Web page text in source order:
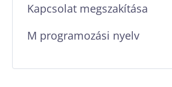
Kapcsolat megszakítása
M programozási nyelv